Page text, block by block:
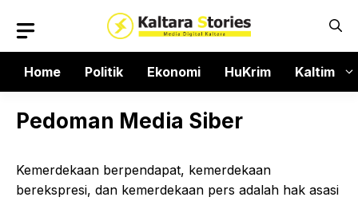
isi
Home
Politik Ekonomi HuKrim Kaltim
Pedoman Media Siber
Kemerdekaan berpendapat, kemerdekaan
berekspresi, dan kemerdekaan pers adalah hak asasi